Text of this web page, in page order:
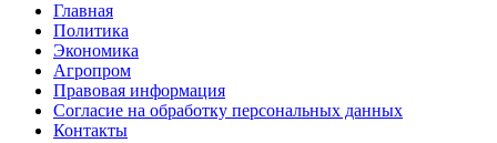
Главная
Политика
Экономика
Агропром
Правовая информация
Согласие на обработку персональных данных
Контакты